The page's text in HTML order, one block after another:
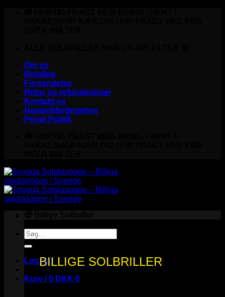
Om os
Betaling
Forsendelse
Retur og refunderinger
Kontakt os
Handelsbetingelser
Privat Politik
Søg
efter:
Log ind
Kurv /0 DKK 0
BILLIGE SOLBRILLER